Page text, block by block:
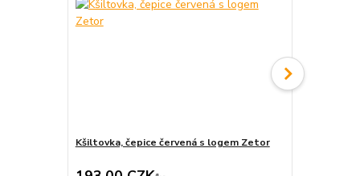
Kšiltovka, čepice červená s logem Zetor